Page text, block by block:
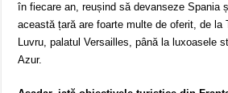
în fiecare an, reușind să devanseze Spania
această țară are foarte multe de oferit, de la
Luvru, palatul Versailles, până la luxoasele
Azur.